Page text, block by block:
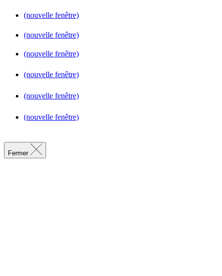
(nouvelle fenêtre)
(nouvelle fenêtre)
(nouvelle fenêtre)
(nouvelle fenêtre)
(nouvelle fenêtre)
(nouvelle fenêtre)
Fermer